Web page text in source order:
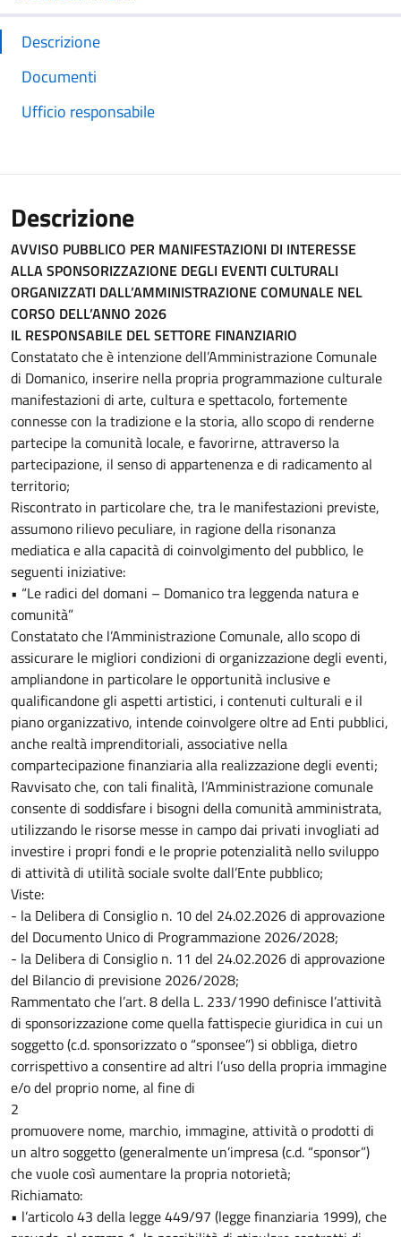
Descrizione
Documenti
Ufficio responsabile
Descrizione
AVVISO PUBBLICO PER MANIFESTAZIONI DI INTERESSE
ALLA SPONSORIZZAZIONE DEGLI EVENTI CULTURALI
ORGANIZZATI DALL’AMMINISTRAZIONE COMUNALE NEL
CORSO DELL’ANNO 2026
IL RESPONSABILE DEL SETTORE FINANZIARIO
Constatato che è intenzione dell’Amministrazione Comunale
di Domanico, inserire nella propria programmazione culturale
manifestazioni di arte, cultura e spettacolo, fortemente
connesse con la tradizione e la storia, allo scopo di renderne
partecipe la comunità locale, e favorirne, attraverso la
partecipazione, il senso di appartenenza e di radicamento al
territorio;
Riscontrato in particolare che, tra le manifestazioni previste,
assumono rilievo peculiare, in ragione della risonanza
mediatica e alla capacità di coinvolgimento del pubblico, le
seguenti iniziative:
• “Le radici del domani – Domanico tra leggenda natura e
comunità”
Constatato che l’Amministrazione Comunale, allo scopo di
assicurare le migliori condizioni di organizzazione degli eventi,
ampliandone in particolare le opportunità inclusive e
qualificandone gli aspetti artistici, i contenuti culturali e il
piano organizzativo, intende coinvolgere oltre ad Enti pubblici,
anche realtà imprenditoriali, associative nella
compartecipazione finanziaria alla realizzazione degli eventi;
Ravvisato che, con tali finalità, l’Amministrazione comunale
consente di soddisfare i bisogni della comunità amministrata,
utilizzando le risorse messe in campo dai privati invogliati ad
investire i propri fondi e le proprie potenzialità nello sviluppo
di attività di utilità sociale svolte dall’Ente pubblico;
Viste:
- la Delibera di Consiglio n. 10 del 24.02.2026 di approvazione
del Documento Unico di Programmazione 2026/2028;
- la Delibera di Consiglio n. 11 del 24.02.2026 di approvazione
del Bilancio di previsione 2026/2028;
Rammentato che l’art. 8 della L. 233/1990 definisce l’attività
di sponsorizzazione come quella fattispecie giuridica in cui un
soggetto (c.d. sponsorizzato o “sponsee”) si obbliga, dietro
corrispettivo a consentire ad altri l’uso della propria immagine
e/o del proprio nome, al fine di
2
promuovere nome, marchio, immagine, attività o prodotti di
un altro soggetto (generalmente un’impresa (c.d. “sponsor”)
che vuole così aumentare la propria notorietà;
Richiamato:
• l’articolo 43 della legge 449/97 (legge finanziaria 1999), che